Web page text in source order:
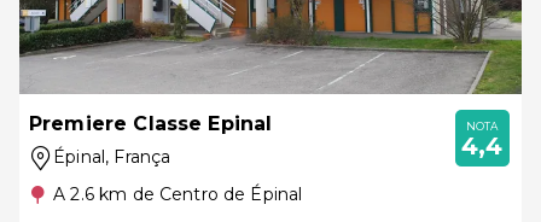
Premiere Classe Epinal
Épinal, França
A 2.6 km de Centro de Épinal
NOTA
4,4